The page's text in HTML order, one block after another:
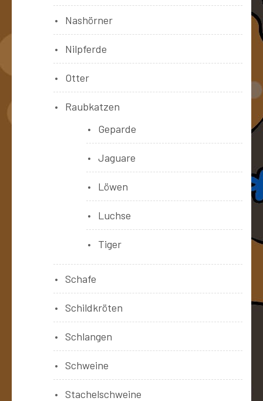
Nashörner
Nilpferde
Otter
Raubkatzen
Geparde
Jaguare
Löwen
Luchse
Tiger
Schafe
Schildkröten
Schlangen
Schweine
Stachelschweine